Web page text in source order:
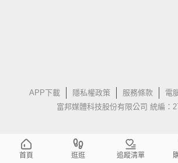
APP下載 隱私權政策 服務條款 電
富邦媒體科技股份有限公司 統編：
首頁 逛逛 追蹤清單